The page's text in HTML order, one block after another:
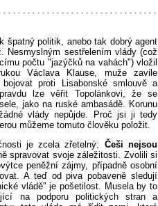
špatný politik, anebo tak dobrý agent
Nesmyslným sestřelením vlády (což
počtu "jazýčků na vahách") vložil
Václava Klause, muže zavile
proti Lisabonské smlouvě a
lze věřit Topolánkovi, že se
jako na ruské ambasádě. Korunu
vlády nepůjde. Proč jsi ji tedy
můžeme tomuto člověku položit.
je zcela zřetelný: Češi nejsou
spravovat svoje záležitosti. Zvolili si
peněžní zájmy, případně osobní
A teď od piva pobaveně sledují
vládě" je pošetilost. Musela by to
na podporu politických stran a